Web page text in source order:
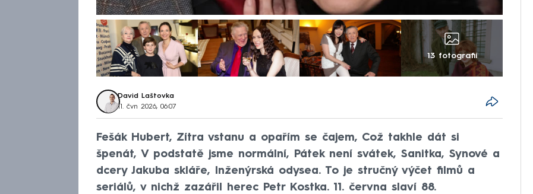
13 fotografií
David Laštovka
11. čvn 2026, 06:07
Fešák Hubert, Zítra vstanu a opařím se čajem, Což takhle dát si
špenát, V podstatě jsme normální, Pátek není svátek, Sanitka, Synové a
dcery Jakuba skláře, Inženýrská odysea. To je stručný výčet filmů a
seriálů, v nichž zazářil herec Petr Kostka. 11. června slaví 88.